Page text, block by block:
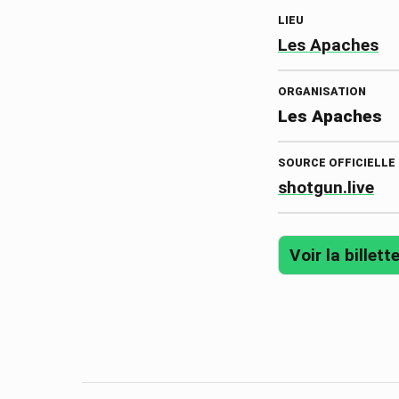
LIEU
Les Apaches
ORGANISATION
Les Apaches
SOURCE OFFICIELLE
shotgun.live
Voir la